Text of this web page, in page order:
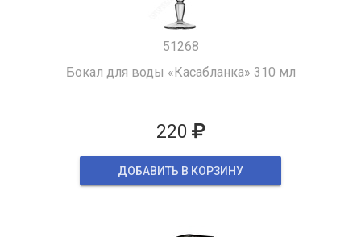
51268
Бокал для воды «Касабланка» 310 мл
220
ДОБАВИТЬ В КОРЗИНУ